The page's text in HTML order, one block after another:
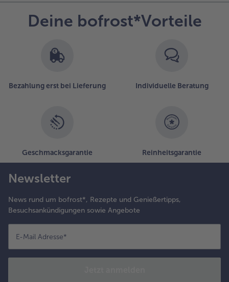
Deine bofrost*Vorteile
Bezahlung erst bei Lieferung Individuelle Beratung
Geschmacksgarantie Reinheitsgarantie
Newsletter
News rund um bofrost*, Rezepte und Genießertipps,
Besuchsankündigungen sowie Angebote
E-Mail Adresse*